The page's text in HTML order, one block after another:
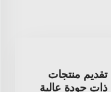
تقديم منتجات
ذات جودة عالية